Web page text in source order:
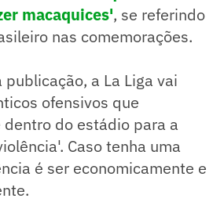
macaquices', se referindo
nas comemorações.
a La Liga vai
ofensivos que
do estádio para a
Caso tenha uma
é ser economicamente e